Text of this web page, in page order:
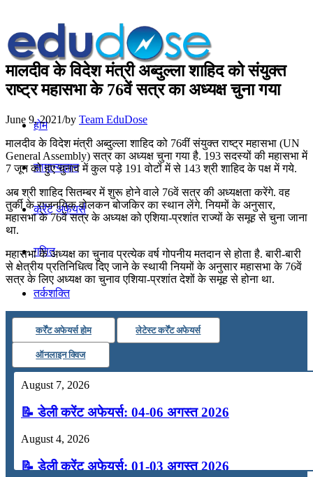
होम
सामान्यज्ञान
करेंट अफेयर्स
गणित
तर्कशक्ति
कंप्यूटर
मॉक टेस्ट
टुडेज जीके
मालदीव के विदेश मंत्री अब्‍दुल्‍ला शाहिद को संयुक्‍त
राष्‍ट्र महासभा के 76वें सत्र का अध्‍यक्ष चुना गया
June 9, 2021/by Team EduDose
मालदीव के विदेश मंत्री अब्‍दुल्‍ला शाहिद को 76वीं संयुक्‍त राष्‍ट्र महासभा (UN
General Assembly) सत्र का अध्‍यक्ष चुना गया है. 193 सदस्‍यों की महासभा में
7 जून को हुए चुनाव में कुल पड़े 191 वोटों में से 143 श्री शाहिद के पक्ष में गये.
अब श्री शाहिद सितम्‍बर में शुरू होने वाले 76वें सत्र की अध्यक्षता करेंगे. वह
तुर्की के राजनयिक वोलकन बोजकिर का स्थान लेंगे. नियमों के अनुसार,
महासभा के 76वें सत्र के अध्यक्ष को एशिया-प्रशांत राज्यों के समूह से चुना जाना
था.
महासभा के अध्यक्ष का चुनाव प्रत्येक वर्ष गोपनीय मतदान से होता है. बारी-बारी
से क्षेत्रीय प्रतिनिधित्व दिए जाने के स्थायी नियमों के अनुसार महासभा के 76वें
सत्र के लिए अध्यक्ष का चुनाव एशिया-प्रशांत देशों के समूह से होना था.
कर्रेंट अफेयर्स होम लेटेस्ट कर्रेंट अफेयर्स
ऑनलाइन क्विज
August 7, 2026
📝 डेली करेंट अफेयर्स: 04-06 अगस्त 2026
August 4, 2026
📝 डेली करेंट अफेयर्स: 01-03 अगस्त 2026